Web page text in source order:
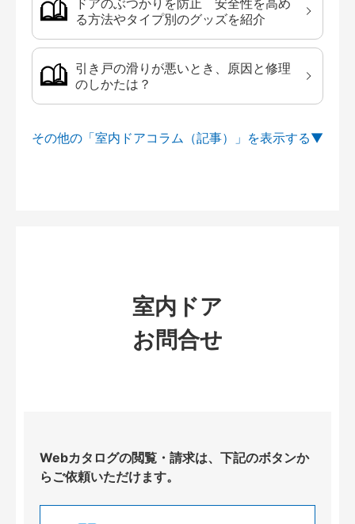
る方法やタイプ別のグッズを紹介
引き戸の滑りが悪いとき、原因と修理
のしかたは？
その他の「室内ドアコラム（記事）」を
室内ドア
お問合せ
Webカタログの閲覧・請求は、下記のボタンか
らご依頼いただけます。